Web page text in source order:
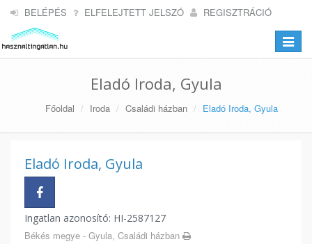
BELÉPÉS ELFELEJTETT JELSZÓ REGISZTRÁCIÓ
Toggle
Eladó Iroda, Gyula
Főoldal Iroda Családi házban Eladó Iroda, Gyula
Eladó Iroda, Gyula
Ingatlan azonosító: HI-2587127
Békés megye - Gyula, Családi házban